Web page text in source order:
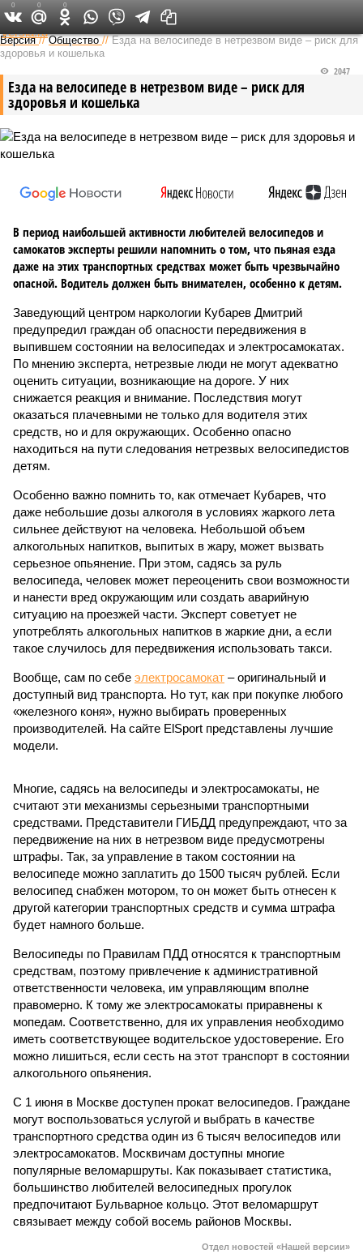
Федеральный выпуск
Версия //Общество //Езда на велосипеде в нетрезвом виде – риск для
здоровья и кошелька
Езда на велосипеде в нетрезвом виде – риск для
здоровья и кошелька
2047
В период наибольшей активности любителей велосипедов и
самокатов эксперты решили напомнить о том, что пьяная езда
даже на этих транспортных средствах может быть чрезвычайно
опасной. Водитель должен быть внимателен, особенно к детям.
Заведующий центром наркологии Кубарев Дмитрий
предупредил граждан об опасности передвижения в
выпившем состоянии на велосипедах и электросамокатах.
По мнению эксперта, нетрезвые люди не могут адекватно
оценить ситуации, возникающие на дороге. У них
снижается реакция и внимание. Последствия могут
оказаться плачевными не только для водителя этих
средств, но и для окружающих. Особенно опасно
находиться на пути следования нетрезвых велосипедистов
детям.
Особенно важно помнить то, как отмечает Кубарев, что
даже небольшие дозы алкоголя в условиях жаркого лета
сильнее действуют на человека. Небольшой объем
алкогольных напитков, выпитых в жару, может вызвать
серьезное опьянение. При этом, садясь за руль
велосипеда, человек может переоценить свои возможности
и нанести вред окружающим или создать аварийную
ситуацию на проезжей части. Эксперт советует не
употреблять алкогольных напитков в жаркие дни, а если
такое случилось для передвижения использовать такси.
Вообще, сам по себе электросамокат – оригинальный и
доступный вид транспорта. Но тут, как при покупке любого
«железного коня», нужно выбирать проверенных
производителей. На сайте ElSport представлены лучшие
модели.
Многие, садясь на велосипеды и электросамокаты, не
считают эти механизмы серьезными транспортными
средствами. Представители ГИБДД предупреждают, что за
передвижение на них в нетрезвом виде предусмотрены
штрафы. Так, за управление в таком состоянии на
велосипеде можно заплатить до 1500 тысяч рублей. Если
велосипед снабжен мотором, то он может быть отнесен к
другой категории транспортных средств и сумма штрафа
будет намного больше.
Велосипеды по Правилам ПДД относятся к транспортным
средствам, поэтому привлечение к административной
ответственности человека, им управляющим вполне
правомерно. К тому же электросамокаты приравнены к
мопедам. Соответственно, для их управления необходимо
иметь соответствующее водительское удостоверение. Его
можно лишиться, если сесть на этот транспорт в состоянии
алкогольного опьянения.
С 1 июня в Москве доступен прокат велосипедов. Граждане
могут воспользоваться услугой и выбрать в качестве
транспортного средства один из 6 тысяч велосипедов или
электросамокатов. Москвичам доступны многие
популярные веломаршруты. Как показывает статистика,
большинство любителей велосипедных прогулок
предпочитают Бульварное кольцо. Этот веломаршрут
связывает между собой восемь районов Москвы.
0 0 0
Отдел новостей «Нашей версии»